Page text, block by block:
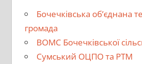
Бочечківська об’єднана
громада
ВОМС Бочечківської
Сумський ОЦПО та РТМ